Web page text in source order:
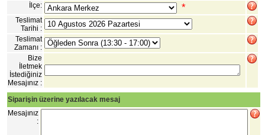
İlçe: *
Teslimat
Tarihi :
Teslimat
Zamanı :
Bize
İletmek
İstediğiniz
Mesajınız :
Siparişin üzerine yazılacak mesaj
Mesajınız
: